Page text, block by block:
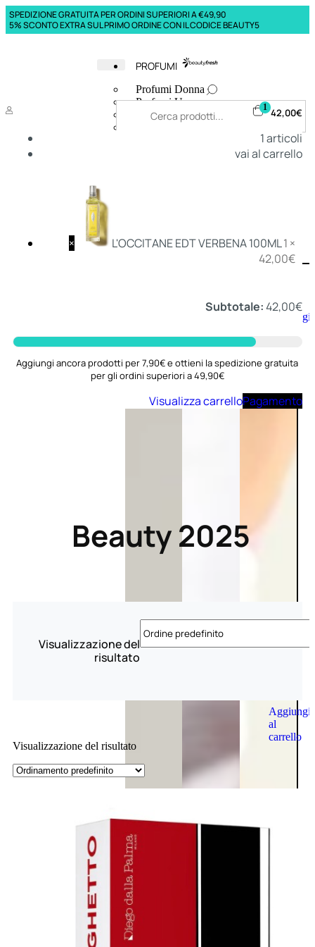
SPEDIZIONE GRATUITA PER ORDINI SUPERIORI A €49,90
5% SCONTO EXTRA SUL PRIMO ORDINE CON IL CODICE BEAUTY5
PROFUMI
Profumi Donna
Profumi Uomo
Deodoranti Donna
Deo
Aggiungi
Aggiungi
al
carrello
1 42,00€
1articoli
vai al carrello
× L'OCCITANE EDT VERBENA 100ML1 ×
42,00€
Subtotale:42,00€
Aggiungi ancora prodotti per 7,90€ e ottieni la spedizione gratuita
per gli ordini superiori a 49,90€
Visualizza carrelloPagamento
Beauty 2025
Visualizzazione del
risultato
Visualizzazione del risultato